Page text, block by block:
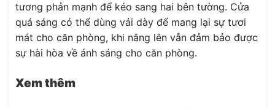
tương phản mạnh để kéo sang hai bên tường. Cửa
quá sáng có thể dùng vải dày để mang lại sự tươi
mát cho căn phòng, khi nâng lên vẫn đảm bảo được
sự hài hòa về ánh sáng cho căn phòng.
Xem thêm